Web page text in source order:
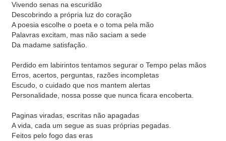
Vivendo senas na escuridão
Descobrindo a própria luz do coração
A poesia escolhe o poeta e o toma pela mão
Palavras excitam, mas não saciam a sede
Da madame satisfação.
Perdido em labirintos tentamos segurar o Tempo pelas mãos
Erros, acertos, perguntas, razões incompletas
Escudo, o cuidado que nos mantem alertas
Personalidade, nossa posse que nunca ficara encoberta.
Paginas viradas, escritas não apagadas
A vida, cada um segue as suas próprias pegadas.
Feitos pelo fogo das eras